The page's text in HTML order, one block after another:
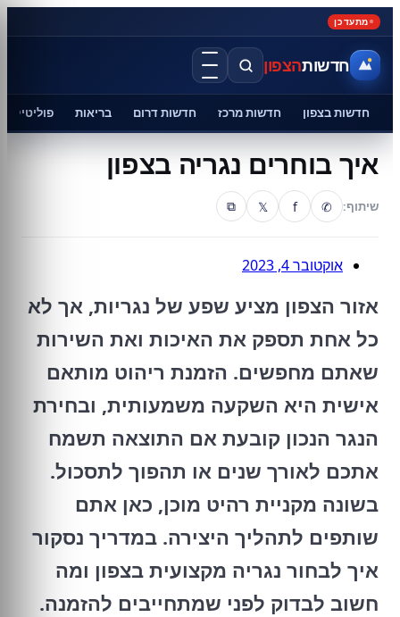
מתעדכן
חדשותהצפון
חדשות בצפון חדשות מרכז חדשות דרום בריאות פוליטיקה
איך בוחרים נגריה בצפון
שיתוף: ✆
f
𝕏
⧉
אוקטובר 4, 2023
אזור הצפון מציע שפע של נגריות, אך לא
כל אחת תספק את האיכות ואת השירות
שאתם מחפשים. הזמנת ריהוט מותאם
אישית היא השקעה משמעותית, ובחירת
הנגר הנכון קובעת אם התוצאה תשמח
אתכם לאורך שנים או תהפוך לתסכול.
בשונה מקניית רהיט מוכן, כאן אתם
שותפים לתהליך היצירה. במדריך נסקור
איך לבחור נגריה מקצועית בצפון ומה
חשוב לבדוק לפני שמתחייבים להזמנה.